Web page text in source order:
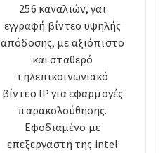
256 καναλιών, γαι
εγγραφή βίντεο υψηλής
απόδοσης, με αξιόπιστο
και σταθερό
τηλεπικοινωνιακό
βίντεο IP για εφαρμογές
παρακολούθησης.
Εφοδιαμένο με
επεξεργαστή της intel